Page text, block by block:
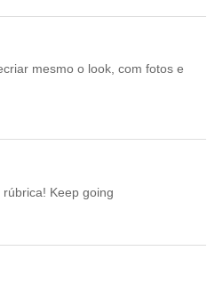
mesmo o look, com fotos e
Keep going